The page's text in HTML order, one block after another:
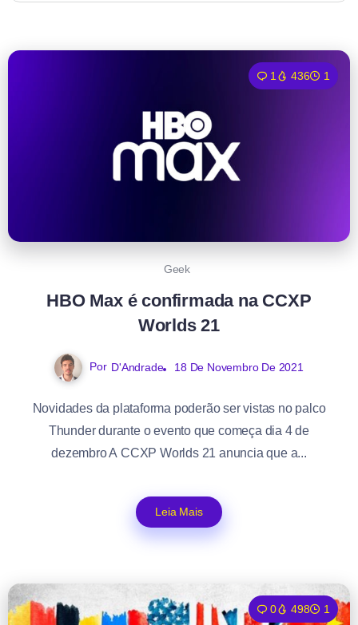
1 436 1
Geek
HBO Max é confirmada na CCXP
Worlds 21
Por D'Andrade 18 De Novembro De 2021
Novidades da plataforma poderão ser vistas no palco
Thunder durante o evento que começa dia 4 de
dezembro A CCXP Worlds 21 anuncia que a...
Leia Mais
0 498 1